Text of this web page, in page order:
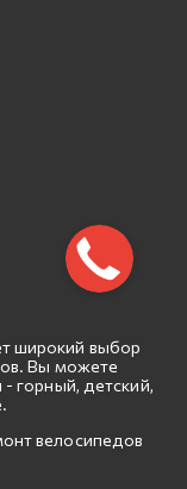
широкий выбор
Вы можете
- горный, детский,
велосипедов